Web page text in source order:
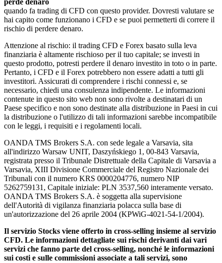
quando fa trading di CFD con questo provider. Dovresti valutare se
hai capito come funzionano i CFD e se puoi permetterti di correre il
rischio di perdere denaro.
Attenzione al rischio: il trading CFD e Forex basato sulla leva
finanziaria è altamente rischioso per il tuo capitale; se investi in
questo prodotto, potresti perdere il denaro investito in toto o in parte.
Pertanto, i CFD e il Forex potrebbero non essere adatti a tutti gli
investitori. Assicurati di comprendere i rischi connessi e, se
necessario, chiedi una consulenza indipendente. Le informazioni
contenute in questo sito web non sono rivolte a destinatari di un
Paese specifico e non sono destinate alla distribuzione in Paesi in cui
la distribuzione o l'utilizzo di tali informazioni sarebbe incompatibile
con le leggi, i requisiti e i regolamenti locali.
OANDA TMS Brokers S.A. con sede legale a Varsavia, sita
all'indirizzo Warsaw UNIT, Daszyńskiego 1, 00-843 Varsavia,
registrata presso il Tribunale Distrettuale della Capitale di Varsavia a
Varsavia, XIII Divisione Commerciale del Registro Nazionale dei
Tribunali con il numero KRS 0000204776, numero NIP
5262759131, Capitale iniziale: PLN 3537,560 interamente versato.
OANDA TMS Brokers S.A. è soggetta alla supervisione
dell'Autorità di vigilanza finanziaria polacca sulla base di
un'autorizzazione del 26 aprile 2004 (KPWiG-4021-54-1/2004).
Il servizio Stocks viene offerto in cross-selling insieme al servizio
CFD. Le informazioni dettagliate sui rischi derivanti dai vari
servizi che fanno parte del cross-selling, nonché le informazioni
sui costi e sulle commissioni associate a tali servizi, sono